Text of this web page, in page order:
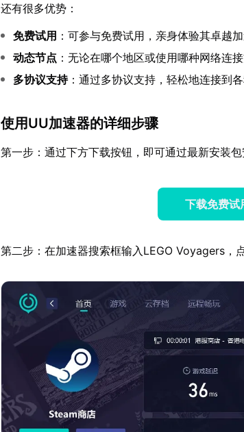
还有很多优势：
免费试用 ：可参与免费试用，亲身体验其卓越
动态节点 ：无论在哪个地区或使用哪种网络连
多协议支持：通过多协议支持，轻松地连接到
使用UU加速器的详细步骤
第一步：通过下方下载按钮，即可通过最新安装包
下载免费试
第二步：在加速器搜索框输入LEGO Voyagers，